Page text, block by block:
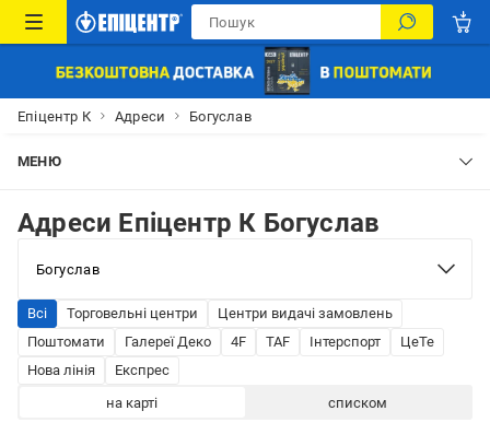
Епіцентр К Адреси Богуслав
МЕНЮ
Адреси Епіцентр К Богуслав
Всі Торговельні центри
Центри видачі замовлень
Поштомати
Галереї Деко 4F TAF Інтерспорт
ЦеТе
Нова лінія
Експрес
на карті
списком